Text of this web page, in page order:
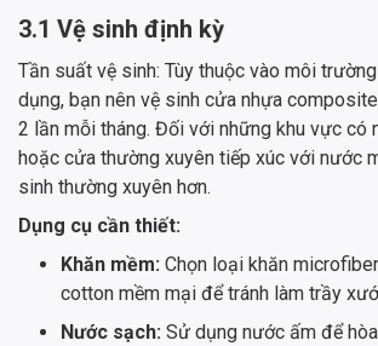
3.1 Vệ sinh định kỳ
Tần suất vệ sinh: Tùy thuộc vào môi
dụng, bạn nên vệ sinh cửa nhựa
2 lần mỗi tháng. Đối với những khu vực có
hoặc cửa thường xuyên tiếp xúc với nước
sinh thường xuyên hơn.
Dụng cụ cần thiết:
Khăn mềm: Chọn loại khăn
cotton mềm mại để tránh làm trầy
Nước sạch: Sử dụng nước ấm để